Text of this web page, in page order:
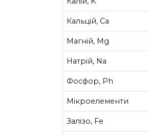
Кальцій, Ca
Магній, Mg
Натрій, Na
Фосфор, Ph
Мікроелементи
Залізо, Fe